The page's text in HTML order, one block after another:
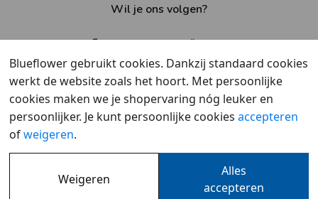
Wil je ons volgen?
door klanten
Overzicht Privacy
Blueflower gebruikt cookies. Dankzij standaard cookies
werkt de website zoals het hoort. Met persoonlijke
cookies maken we je shopervaring nóg leuker en
persoonlijker. Je kunt persoonlijke cookies accepteren
ofweigeren.
Weigeren
Alles
accepteren